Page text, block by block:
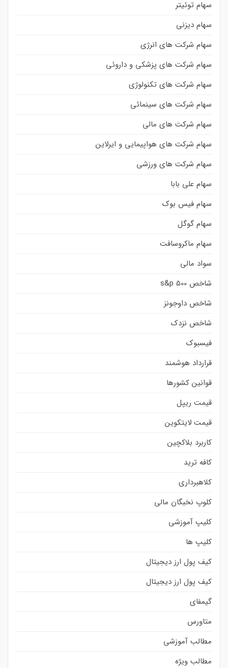
سهام توئیتر
سهام دیزنی
سهام شرکت های انرژی
سهام شرکت های پزشکی و داروئی
سهام شرکت های تکنولوژی
سهام شرکت های سینمائی
سهام شرکت های مالی
سهام شرکت های هواپیمایی و ایرلاین
سهام شرکت های ورزشی
سهام علی بابا
سهام فیس بوک
سهام گوگل
سهام ماکروسافت
سواد مالی
شاخص s&p 500
شاخص داوجونز
شاخص نزدک
فیسبوک
قرارداد هوشمند
قوانین کشورها
قیمت ریپل
قیمت لایتکوین
کاربرد بلاکچین
کافه ترید
کلاهبرداری
کلوپ نخبگان مالی
کلیپ آموزشی
کلیپ ها
کیف پول ارز دیجیتال
کیف پول ارز دیجیتال
گیمفای
متاورس
مطالب آموزشی
مطالب ویژه